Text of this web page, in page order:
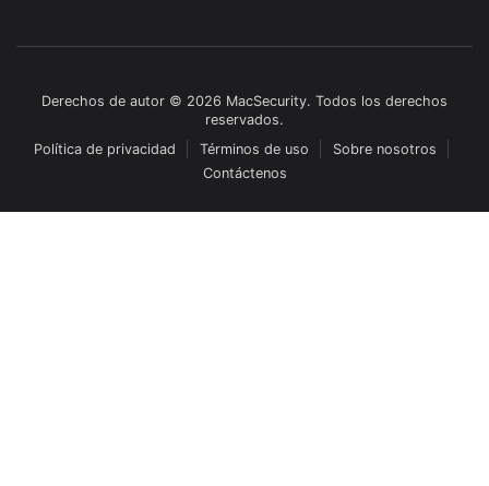
Derechos de autor © 2026 MacSecurity. Todos los derechos
reservados.
Política de privacidad
Términos de uso
Sobre nosotros
Contáctenos